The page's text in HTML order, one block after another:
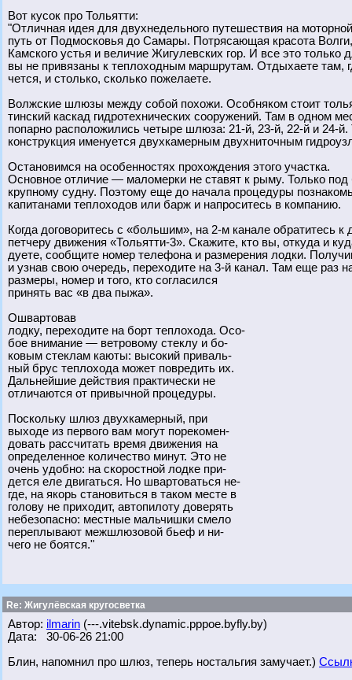
Вот кусок про Тольятти:
"Отличная идея для двухнедельного путешествия на
путь от Подмосковья до Самары. Потрясающая красота
Камского устья и величие Жигулевских гор. И все это только
вы не привязаны к теплоходным маршрутам. Отдыхаете там,
чется, и столько, сколько пожелаете.
Волжские шлюзы между собой похожи. Особняком стоит
тинский каскад гидротехнических сооружений. Там в одном
попарно расположились четыре шлюза: 21-й, 23-й, 22-й и 24-й.
конструкция именуется двухкамерным двухниточным
Остановимся на особенностях прохождения этого участка.
Основное отличие — маломерки не ставят к рыму. Только под
крупному судну. Поэтому еще до начала процедуры
капитанами теплоходов или барж и напроситесь в компанию.
Когда договоритесь с «большим», на 2-м канале обратитесь к
петчеру движения «Тольятти-3». Скажите, кто вы, откуда и
дуете, сообщите номер телефона и размерения лодки.
и узнав свою очередь, переходите на 3-й канал. Там еще раз
размеры, номер и того, кто согласился
принять вас «в два пыжа».
Ошвартовав
лодку, переходите на борт теплохода. Осо-
бое внимание — ветровому стеклу и бо-
ковым стеклам каюты: высокий приваль-
ный брус теплохода может повредить их.
Дальнейшие действия практически не
отличаются от привычной процедуры.
Поскольку шлюз двухкамерный, при
выходе из первого вам могут порекомен-
довать рассчитать время движения на
определенное количество минут. Это не
очень удобно: на скоростной лодке при-
дется еле двигаться. Но швартоваться не-
где, на якорь становиться в таком месте в
голову не приходит, автопилоту доверять
небезопасно: местные мальчишки смело
переплывают межшлюзовой бьеф и ни-
чего не боятся."
Re: Жигулёвская кругосветка
Автор: ilmarin (---.vitebsk.dynamic.pppoe.byfly.by)
Дата: 30-06-26 21:00
Блин, напомнил про шлюз, теперь ностальгия замучает.)